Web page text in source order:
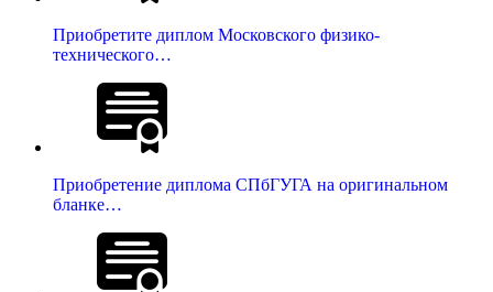
Приобретите диплом Московского физико-
технического…
Приобретение диплома СПбГУГА на оригинальном
бланке…